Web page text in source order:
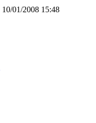
10/01/2008 15:48